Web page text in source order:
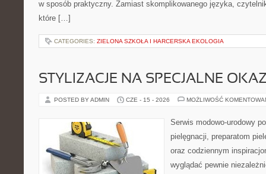
w sposób praktyczny. Zamiast skomplikowanego języka,
które […]
CATEGORIES: ZIELONA SZKOŁA I HARCERSKA EKOLOGIA
STYLIZACJE NA SPECJALNE
POSTED BY ADMIN CZE - 15 - 2026 MOŻLIWOŚĆ
Serwis modowo-urodowy
pielęgnacji, preparatom
oraz codziennym
wyglądać pewnie